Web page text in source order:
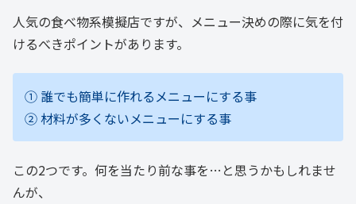
人気の食べ物系模擬店ですが、メニュー決めの際に気を付
けるべきポイントがあります。
① 誰でも簡単に作れるメニューにする事
② 材料が多くないメニューにする事
この2つです。何を当たり前な事を…と思うかもしれませ
んが、